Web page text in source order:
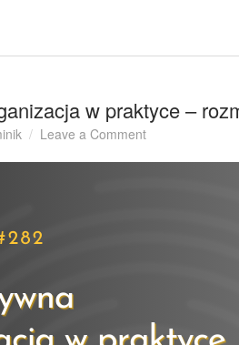
w praktyce –
Leave a Commenton
Micor